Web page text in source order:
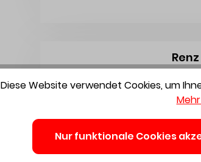
Diese Website verwendet Cookies, um
Nur funktionale Cookies